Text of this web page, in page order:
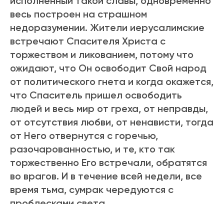
весь построен на страшном
недоразумении. Жители иерусалимские
встречают Спасителя Христа с
торжеством и ликованием, потому что
ожидают, что Он освободит Свой народ
от политического гнета и когда окажется,
что Спаситель пришел освободить
людей и весь мир от греха, от неправды,
от отсутствия любви, от ненависти, тогда
от Него отвернутся с горечью,
разочарованностью, и те, кто так
торжественно Его встречали, обратятся
во врагов. И в течение всей недели, все
время тьма, сумрак чередуются с